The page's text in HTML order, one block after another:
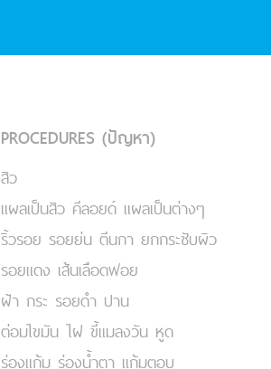
PROCEDURES (ปัญหา)
สิว
แผลเป็นสิว คีลอยด์ แผลเป็นต่างๆ
ริ้วรอย รอยย่น ตีนกา ยกกระชับผิว
รอยแดง เส้นเลือดฟอย
ฝ้า กระ รอยดำ ปาน
ต่อมไขมัน ไฝ ขี้แมลงวัน หูด
ร่องแก้ม ร่องน้ำตา แก้มตอบ